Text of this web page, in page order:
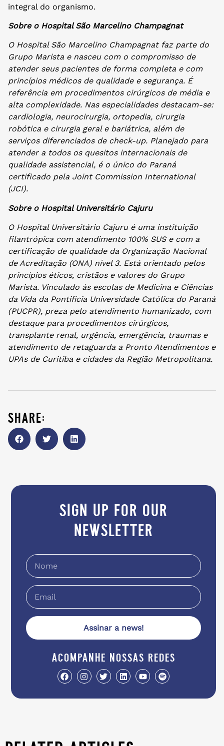
integral do organismo.
Sobre o Hospital São Marcelino Champagnat
O Hospital São Marcelino Champagnat faz parte do
Grupo Marista e nasceu com o compromisso de
atender seus pacientes de forma completa e com
princípios médicos de qualidade e segurança. É
referência em procedimentos cirúrgicos de média e
alta complexidade. Nas especialidades destacam-se:
cardiologia, neurocirurgia, ortopedia, cirurgia
robótica e cirurgia geral e bariátrica, além de
serviços diferenciados de check-up. Planejado para
atender a todos os quesitos internacionais de
qualidade assistencial, é o único do Paraná
certificado pela Joint Commission International
(JCI).
Sobre o Hospital Universitário Cajuru
O Hospital Universitário Cajuru é uma instituição
filantrópica com atendimento 100% SUS e com a
certificação de qualidade da Organização Nacional
de Acreditação (ONA) nível 3. Está orientado pelos
princípios éticos, cristãos e valores do Grupo
Marista. Vinculado às escolas de Medicina e Ciências
da Vida da Pontifícia Universidade Católica do Paraná
(PUCPR), preza pelo atendimento humanizado, com
destaque para procedimentos cirúrgicos,
transplante renal, urgência, emergência, traumas e
atendimento de retaguarda a Pronto Atendimentos e
UPAs de Curitiba e cidades da Região Metropolitana.
share:
sign up for our
newsletter
Assinar a news!
acompanhe nossas redes